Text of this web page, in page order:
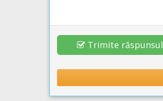
Trimite răspunsul